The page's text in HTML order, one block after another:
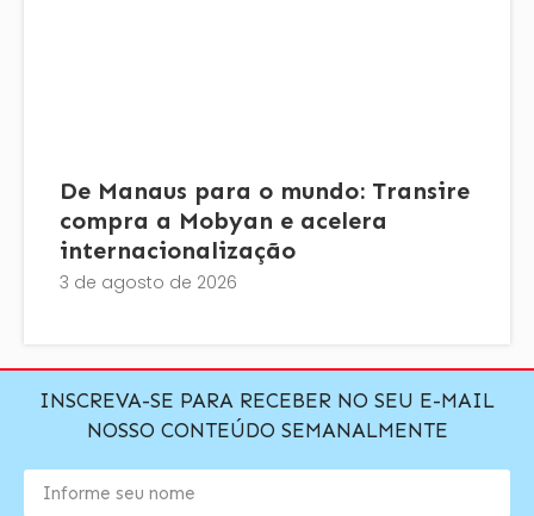
De Manaus para o mundo: Transire
compra a Mobyan e acelera
internacionalização
3 de agosto de 2026
INSCREVA-SE PARA RECEBER NO SEU E-MAIL
NOSSO CONTEÚDO SEMANALMENTE